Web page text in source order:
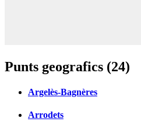
Punts geografics (24)
Argelès-Bagnères
Arrodets